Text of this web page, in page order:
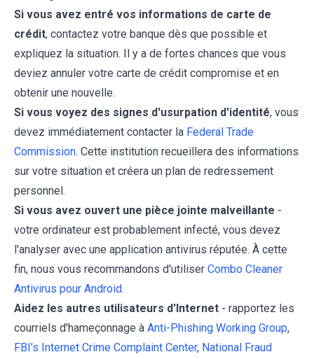
Si vous avez entré vos informations de carte de
crédit, contactez votre banque dès que possible et
expliquez la situation. Il y a de fortes chances que vous
deviez annuler votre carte de crédit compromise et en
obtenir une nouvelle.
Si vous voyez des signes d'usurpation d'identité, vous
devez immédiatement contacter la Federal Trade
Commission. Cette institution recueillera des informations
sur votre situation et créera un plan de redressement
personnel.
Si vous avez ouvert une pièce jointe malveillante -
votre ordinateur est probablement infecté, vous devez
l'analyser avec une application antivirus réputée. À cette
fin, nous vous recommandons d'utiliser Combo Cleaner
Antivirus pour Android.
Aidez les autres utilisateurs d'Internet - rapportez les
courriels d'hameçonnage à Anti-Phishing Working Group,
FBI’s Internet Crime Complaint Center, National Fraud